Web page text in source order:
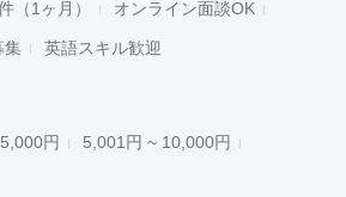
（1ヶ月） オンライン面談OK
集 英語スキル歓迎
円 5,001円 ~ 10,000円